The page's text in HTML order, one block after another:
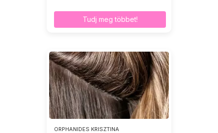
Tudj meg többet!
ORPHANIDES KRISZTINA